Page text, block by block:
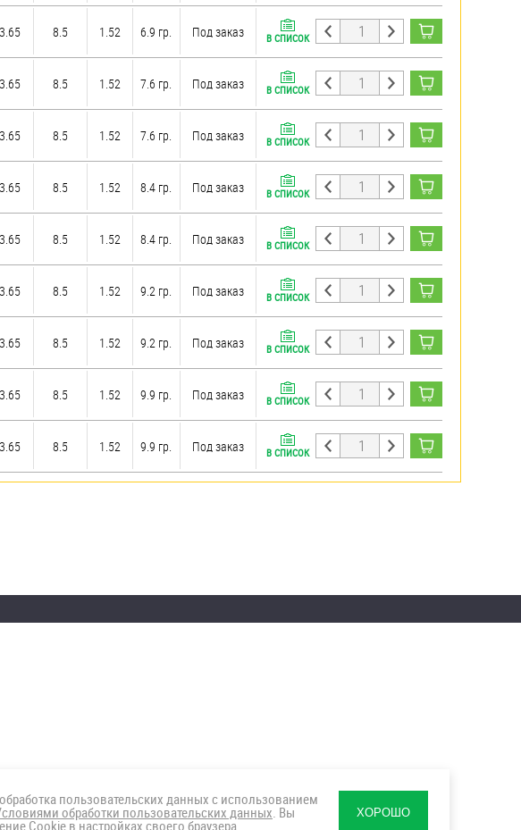
3.65 8.5 1.52 6.9 гр. Под заказ В СПИСОК
3.65 8.5 1.52 7.6 гр. Под заказ В СПИСОК
3.65 8.5 1.52 7.6 гр. Под заказ В СПИСОК
3.65 8.5 1.52 8.4 гр. Под заказ В СПИСОК
3.65 8.5 1.52 8.4 гр. Под заказ В СПИСОК
3.65 8.5 1.52 9.2 гр. Под заказ В СПИСОК
3.65 8.5 1.52 9.2 гр. Под заказ В СПИСОК
3.65 8.5 1.52 9.9 гр. Под заказ В СПИСОК
3.65 8.5 1.52 9.9 гр. Под заказ В СПИСОК
пользовательских данных с использованием
обработки пользовательских данных . Вы
Cookie в настройках своего браузера.
ХОРОШО